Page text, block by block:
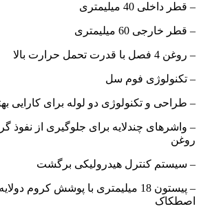
– قطر داخلی 40 میلیمتری
– قطر خارجی 60 میلیمتری
– روغن 4 فصل با قدرت تحمل حرارت بالا
– تکنولوژی فوم سل
– طراحی و تکنولوژی دو لوله برای کارایی
– واشرهای چندلایه برای جلوگیری از نفوذ
روغن
– سیستم کنترل هیدرولیکی برگشت
– پیستون 18 میلیمتری با پوشش کروم
اصطکاک